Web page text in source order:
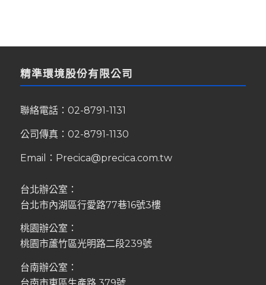
精準環境股份有限公司
聯絡電話： 02-8791-1131
公司傳真：02-8791-1130
Email： Precica@precica.com.tw
台北辦公室：
台北市內湖區行愛路77巷16號3樓
桃園辦公室：
桃園市蘆竹區光明路二段239號
台南辦公室：